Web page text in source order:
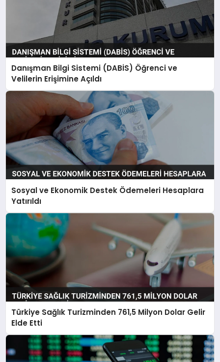
Danışman Bilgi Sistemi (DABİS) Öğrenci ve
Velilerin Erişimine Açıldı
Sosyal ve Ekonomik Destek Ödemeleri Hesaplara
Yatırıldı
Türkiye Sağlık Turizminden 761,5 Milyon Dolar Gelir
Elde Etti